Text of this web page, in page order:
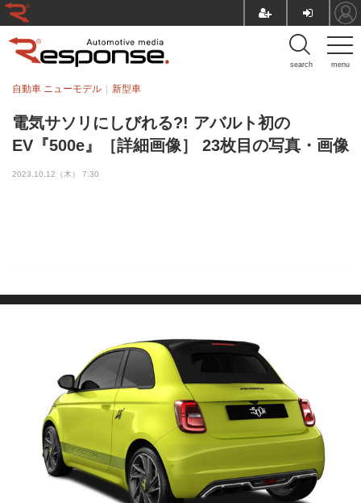
menu
search
電気サソリにしびれる?! アバルト初の
EV『500e』［詳細画像］ 23枚目の写真・画像
自動車 ニューモデル 新型車
2023.10.12（木） 7:30